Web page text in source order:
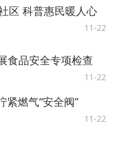
区 科普惠民暖人心
11-22
食品安全专项检查
11-22
紧燃气“安全阀”
11-22